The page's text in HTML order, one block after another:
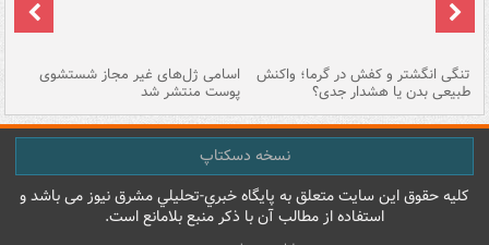
تنگی انگشتر و کفش در گرما؛ واکنش
طبیعی بدن یا هشدار جدی؟
اسامی ژل‌های غیر مجاز شستشوی
پوست منتشر شد
نسخه دسکتاپ
کليه حقوق اين سايت متعلق به پایگاه خبري-تحليلي مشرق نيوز می باشد و
استفاده از مطالب آن با ذکر منبع بلامانع است.